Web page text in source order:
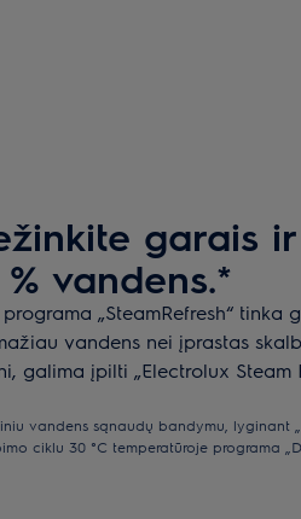
garais
vandens.*
„SteamRefresh“ tinka
vandens nei įprastas
galima įpilti „Electrolux Steam
vandens sąnaudų bandymu, lyginant
ciklu 30 °C temperatūroje programa